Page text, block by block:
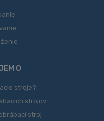
O
stroje?
strojov
stroj